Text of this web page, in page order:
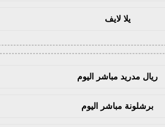
يلا لايف
ريال مدريد مباشر اليوم
برشلونة مباشر اليوم